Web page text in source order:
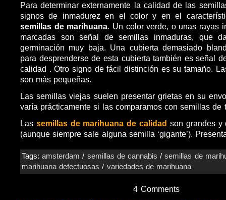
Para determinar externamente la calidad de las
signos de inmadurez en el color y en el
semillas de marihuana. Un color verde, o unas rayas
marcadas son señal de semillas inmaduras, que
germinación muy baja. Una cubierta demasiado
para desprenderse de esta cubierta también es señal
calidad . Otro signo de fácil distinción es su tamaño.
son más pequeñas.
Las semillas viejas suelen presentar grietas en su
varía prácticamente si las comparamos con semillas de
Las semillas de marihuana de calidad son grandes y
(aunque siempre sale alguna semilla ‘gigante’).
Tags:amsterdam / semillas de cannabis /semillas de
marihuana defectuosas / variedades de marihuana
4 Comments